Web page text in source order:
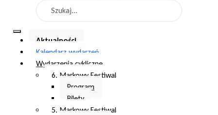
Aktualności
Kalendarz wydarzeń
Wydarzenia cykliczne
6. Markowy Festiwal
Program
Bilety
5. Markowy Festiwal